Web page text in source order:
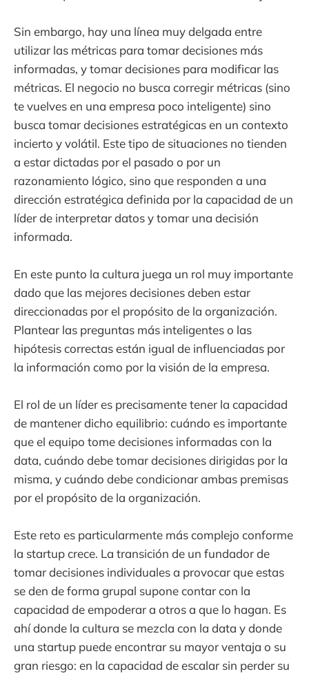
Sin embargo, hay una línea muy delgada entre
utilizar las métricas para tomar decisiones más
informadas, y tomar decisiones para modificar las
métricas. El negocio no busca corregir métricas (sino
te vuelves en una empresa poco inteligente) sino
busca tomar decisiones estratégicas en un contexto
incierto y volátil. Este tipo de situaciones no tienden
a estar dictadas por el pasado o por un
razonamiento lógico, sino que responden a una
dirección estratégica definida por la capacidad de un
líder de interpretar datos y tomar una decisión
informada.
En este punto la cultura juega un rol muy importante
dado que las mejores decisiones deben estar
direccionadas por el propósito de la organización.
Plantear las preguntas más inteligentes o las
hipótesis correctas están igual de influenciadas por
la información como por la visión de la empresa.
El rol de un líder es precisamente tener la capacidad
de mantener dicho equilibrio: cuándo es importante
que el equipo tome decisiones informadas con la
data, cuándo debe tomar decisiones dirigidas por la
misma, y cuándo debe condicionar ambas premisas
por el propósito de la organización.
Este reto es particularmente más complejo conforme
la startup crece. La transición de un fundador de
tomar decisiones individuales a provocar que estas
se den de forma grupal supone contar con la
capacidad de empoderar a otros a que lo hagan. Es
ahí donde la cultura se mezcla con la data y donde
una startup puede encontrar su mayor ventaja o su
gran riesgo: en la capacidad de escalar sin perder su